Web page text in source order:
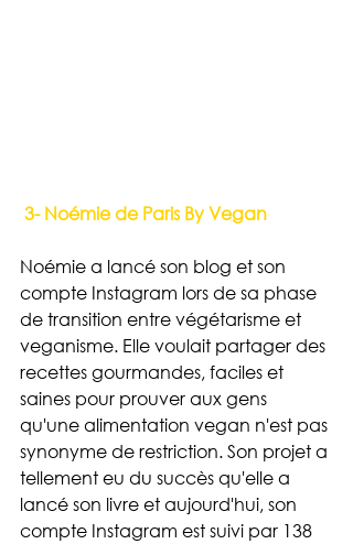
3- Noémie de Paris By Vegan
Noémie a lancé son blog et son
compte Instagram lors de sa phase
de transition entre végétarisme et
veganisme. Elle voulait partager des
recettes gourmandes, faciles et
saines pour prouver aux gens
qu'une alimentation vegan n'est pas
synonyme de restriction. Son projet a
tellement eu du succès qu'elle a
lancé son livre et aujourd'hui, son
compte Instagram est suivi par 138